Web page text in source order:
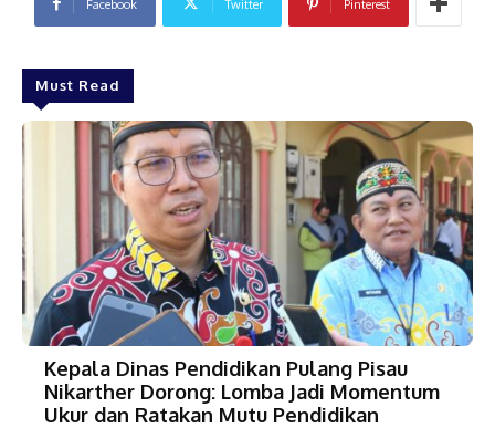
Facebook Twitter Pinterest
Must Read
Kepala Dinas Pendidikan Pulang Pisau
Nikarther Dorong: Lomba Jadi Momentum
Ukur dan Ratakan Mutu Pendidikan